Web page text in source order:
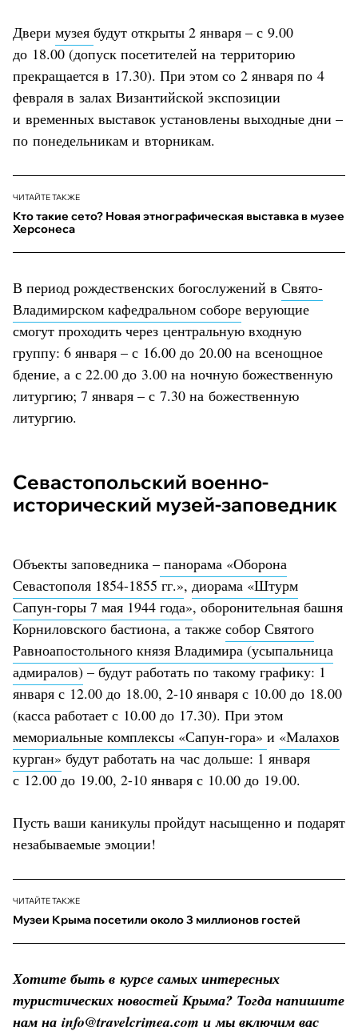
Двери музея будут открыты 2 января – с 9.00
до 18.00 (допуск посетителей на территорию
прекращается в 17.30). При этом со 2 января по 4
февраля в залах Византийской экспозиции
и временных выставок установлены выходные дни –
по понедельникам и вторникам.
ЧИТАЙТЕ ТАКЖЕ
Кто такие сето? Новая этнографическая выставка в музее
Херсонеса
В период рождественских богослужений в Свято-
Владимирском кафедральном соборе верующие
смогут проходить через центральную входную
группу: 6 января – с 16.00 до 20.00 на всенощное
бдение, а с 22.00 до 3.00 на ночную божественную
литургию; 7 января – с 7.30 на божественную
литургию.
Севастопольский военно-
исторический музей-заповедник
Объекты заповедника – панорама «Оборона
Севастополя 1854-1855 гг.», диорама «Штурм
Сапун-горы 7 мая 1944 года», оборонительная башня
Корниловского бастиона, а также собор Святого
Равноапостольного князя Владимира (усыпальница
адмиралов) – будут работать по такому графику: 1
января с 12.00 до 18.00, 2-10 января с 10.00 до 18.00
(касса работает с 10.00 до 17.30). При этом
мемориальные комплексы «Сапун-гора» и «Малахов
курган» будут работать на час дольше: 1 января
с 12.00 до 19.00, 2-10 января с 10.00 до 19.00.
Пусть ваши каникулы пройдут насыщенно и подарят
незабываемые эмоции!
ЧИТАЙТЕ ТАКЖЕ
Музеи Крыма посетили около 3 миллионов гостей
Хотите быть в курсе самых интересных
туристических новостей Крыма? Тогда напишите
нам на info@travelcrimea.com и мы включим вас